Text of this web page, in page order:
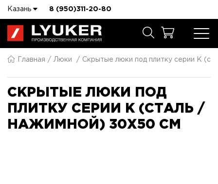
Казань 8 (950)311-20-80
Главная Люки Скрытые люки под плитку серии K
СКРЫТЫЕ ЛЮКИ ПОД
ПЛИТКУ СЕРИИ K (СТАЛЬ /
НАЖИМНОЙ) 30X50 СМ